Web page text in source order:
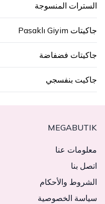
السترات المنسوجة
جاكيتات Pasaklı Giyim
جاكيتات فضفاضة
جاكيت بنفسجي
MEGABUTIK
معلومات عنا
اتصل بنا
الشروط والأحكام
سياسة الخصوصية